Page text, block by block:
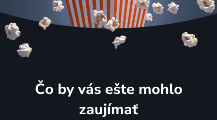
Čo by vás ešte mohlo
zaujímať